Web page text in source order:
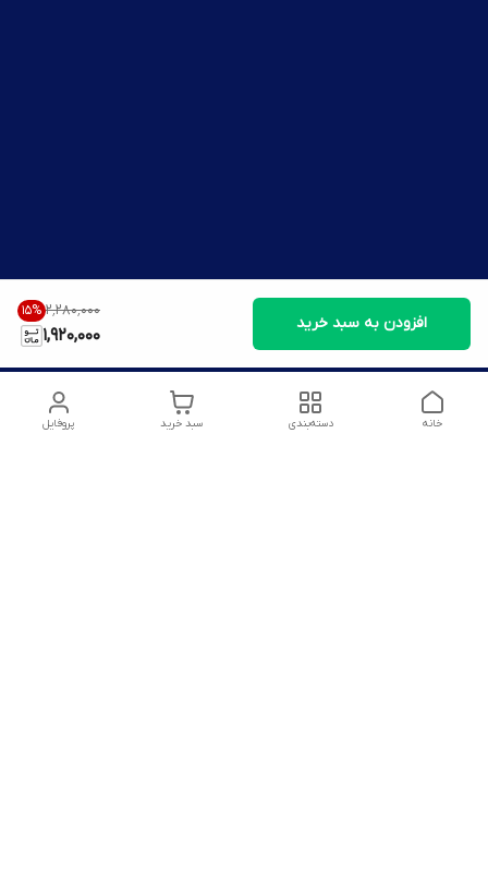
۲٬۲۸۰٬۰۰۰ 15%
1,920,000
افزودن به سبد خرید
پروفایل سبد خرید دسته‌بندی خانه